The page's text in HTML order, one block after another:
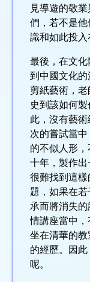
見導遊的敬
們，若不是
識和如此投入
最後，在文
到中國文化
剪紙藝術，
史到該如何
此，沒有藝
次的嘗試當
的不似人形
十年，製作
很難找到這
題，如果在
承而將消失
情講座當中
坐在清華的
的經歷。因
呢。